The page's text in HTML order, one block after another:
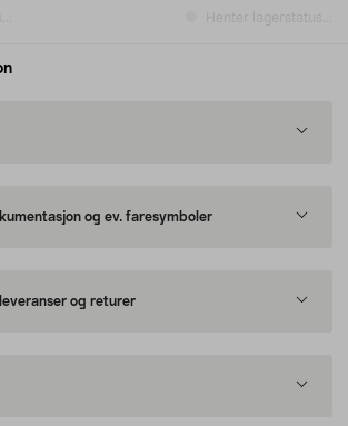
og ev. faresymboler
og returer